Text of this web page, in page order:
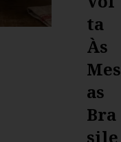
Ta
Às
Mes
As
Bra
Sile